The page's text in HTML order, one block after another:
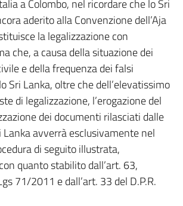
a Colombo, nel ricordare che lo Sri
aderito alla Convenzione dell’Aja
la legalizzazione con
che, a causa della situazione dei
e della frequenza dei falsi
Sri Lanka, oltre che dell’elevatissimo
di legalizzazione, l’erogazione del
dei documenti rilasciati dalle
avverrà esclusivamente nel
di seguito illustrata,
quanto stabilito dall’art. 63,
71/2011 e dall’art. 33 del D.P.R.